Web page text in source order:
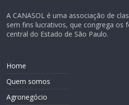
A CANASOL é uma associação de
sem fins lucrativos, que congrega os
central do Estado de São Paulo.
Home
Quem somos
Agronegócio